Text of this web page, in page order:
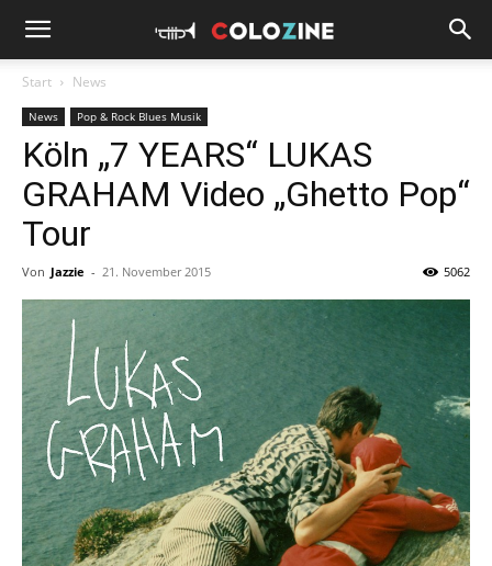
Start News
News Pop & Rock Blues Musik
Köln „7 YEARS“ LUKAS
GRAHAM Video „Ghetto Pop“
Tour
Von Jazzie - 21. November 2015 5062